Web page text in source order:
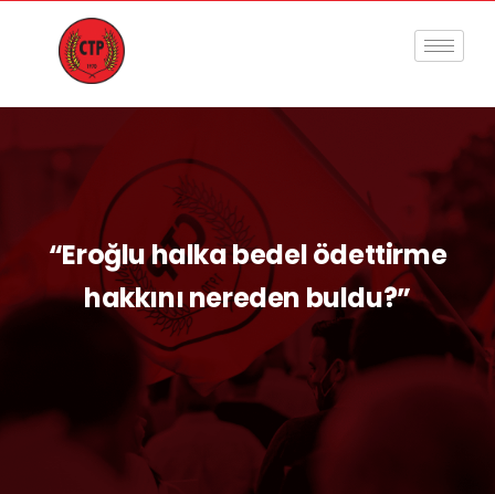
“Eroğlu halka bedel ödettirme
hakkını nereden buldu?”